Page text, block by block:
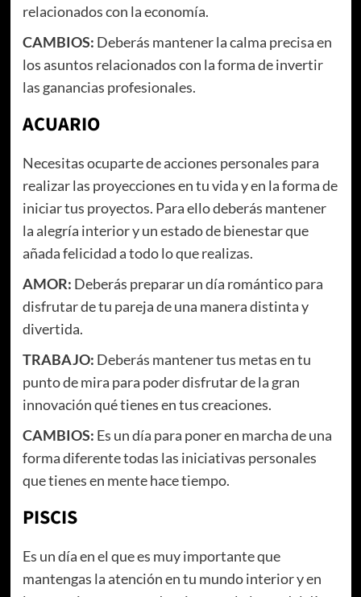
relacionados con la economía.
CAMBIOS: Deberás mantener la calma precisa en
los asuntos relacionados con la forma de invertir
las ganancias profesionales.
ACUARIO
Necesitas ocuparte de acciones personales para
realizar las proyecciones en tu vida y en la forma de
iniciar tus proyectos. Para ello deberás mantener
la alegría interior y un estado de bienestar que
añada felicidad a todo lo que realizas.
AMOR: Deberás preparar un día romántico para
disfrutar de tu pareja de una manera distinta y
divertida.
TRABAJO: Deberás mantener tus metas en tu
punto de mira para poder disfrutar de la gran
innovación qué tienes en tus creaciones.
CAMBIOS: Es un día para poner en marcha de una
forma diferente todas las iniciativas personales
que tienes en mente hace tiempo.
PISCIS
Es un día en el que es muy importante que
mantengas la atención en tu mundo interior y en